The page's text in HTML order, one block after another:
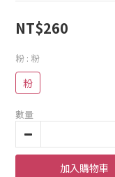
NT$260
粉 : 粉
粉
數量
加入購物車